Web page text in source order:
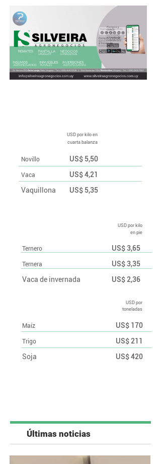
USD por kilo en
cuarta balanza
Novillo
Vaca
Vaquillona
US$ 5,50
US$ 4,21
US$ 5,35
USD por kilo
en pie
Ternero
Ternera
Vaca de invernada
US$ 3,65
US$ 3,35
US$ 2,36
USD por
toneladas
Maíz
Trigo
Soja
US$ 170
US$ 211
US$ 420
Últimas noticias